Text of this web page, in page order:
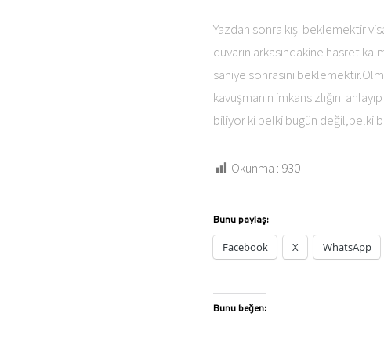
Yazdan sonra kışı beklemektir
duvarın arkasındakine hasret
saniye sonrasını
kavuşmanın imkansızlığını
biliyor ki belki bugün değil,belki
Okunma : 930
Bunu paylaş:
Facebook X WhatsApp
Bunu beğen: